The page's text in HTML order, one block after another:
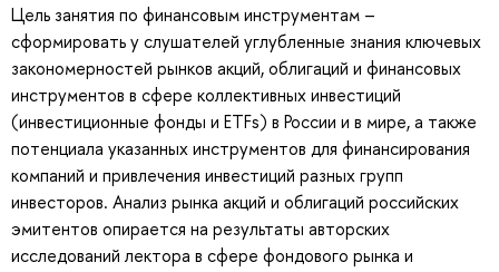
Цель занятия по финансовым инструментам –
сформировать у слушателей углубленные знания ключевых
закономерностей рынков акций, облигаций и финансовых
инструментов в сфере коллективных инвестиций
(инвестиционные фонды и ETFs) в России и в мире, а также
потенциала указанных инструментов для финансирования
компаний и привлечения инвестиций разных групп
инвесторов. Анализ рынка акций и облигаций российских
эмитентов опирается на результаты авторских
исследований лектора в сфере фондового рынка и